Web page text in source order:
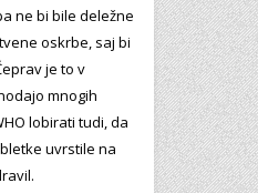
ne bi bile deležne
oskrbe, saj bi
je to v
mnogih
lobirati tudi, da
uvrstile na